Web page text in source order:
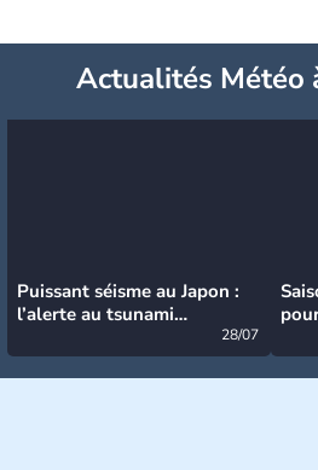
Actualités Météo
Puissant séisme au Japon :
l’alerte au tsunami
28/07